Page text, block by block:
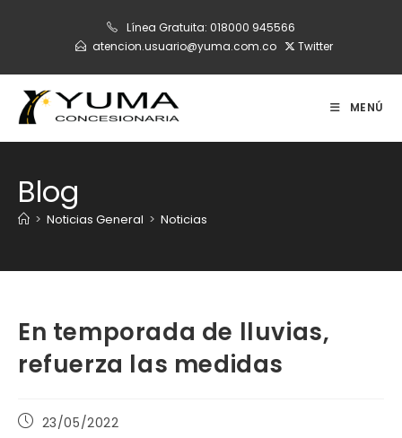
Línea Gratuita: 018000 945566
atencion.usuario@yuma.com.co
Twitter
MENÚ
Blog
> Noticias General > Noticias
En temporada de lluvias,
refuerza las medidas
Publicación
23/05/2022